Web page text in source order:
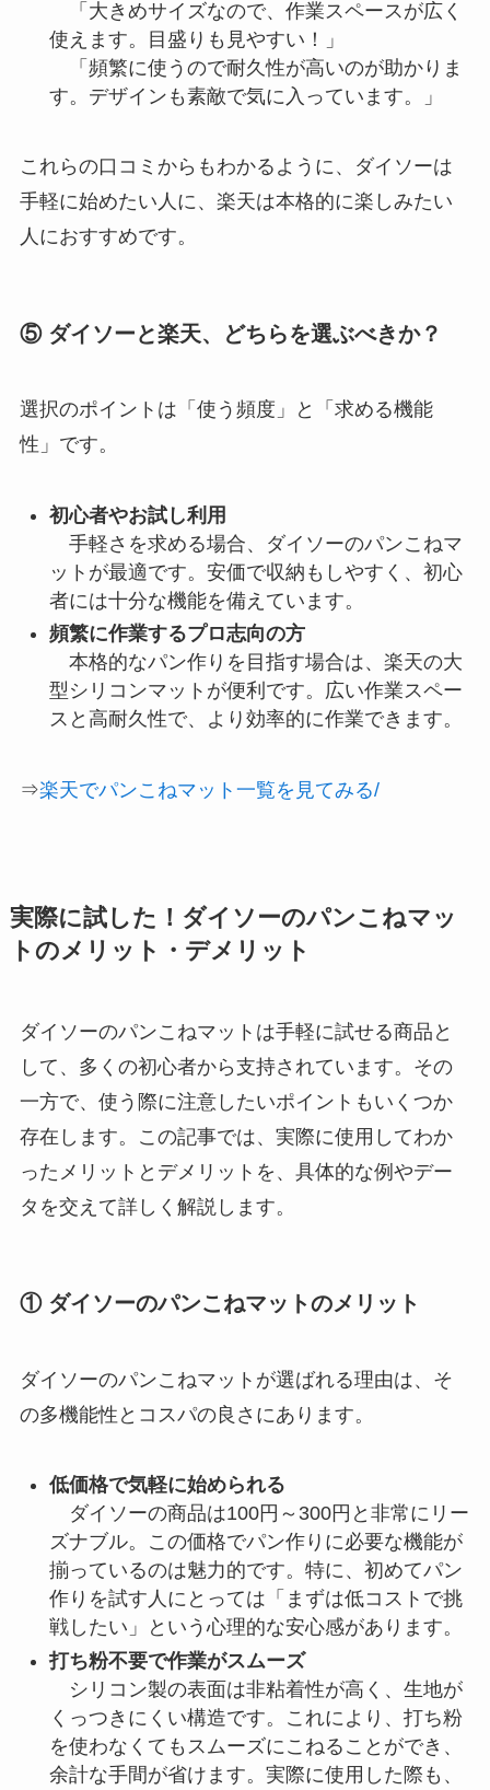
「大きめサイズなので、作業スペースが広く
使えます。目盛りも見やすい！」
「頻繁に使うので耐久性が高いのが助かりま
す。デザインも素敵で気に入っています。」
これらの口コミからもわかるように、ダイソーは
手軽に始めたい人に、楽天は本格的に楽しみたい
人におすすめです。
⑤ ダイソーと楽天、どちらを選ぶべきか？
選択のポイントは「使う頻度」と「求める機能
性」です。
初心者やお試し利用
手軽さを求める場合、ダイソーのパンこねマ
ットが最適です。安価で収納もしやすく、初心
者には十分な機能を備えています。
頻繁に作業するプロ志向の方
本格的なパン作りを目指す場合は、楽天の大
型シリコンマットが便利です。広い作業スペー
スと高耐久性で、より効率的に作業できます。
⇒楽天でパンこねマット一覧を見てみる/
実際に試した！ダイソーのパンこねマッ
トのメリット・デメリット
ダイソーのパンこねマットは手軽に試せる商品と
して、多くの初心者から支持されています。その
一方で、使う際に注意したいポイントもいくつか
存在します。この記事では、実際に使用してわか
ったメリットとデメリットを、具体的な例やデー
タを交えて詳しく解説します。
① ダイソーのパンこねマットのメリット
ダイソーのパンこねマットが選ばれる理由は、そ
の多機能性とコスパの良さにあります。
低価格で気軽に始められる
ダイソーの商品は100円～300円と非常にリー
ズナブル。この価格でパン作りに必要な機能が
揃っているのは魅力的です。特に、初めてパン
作りを試す人にとっては「まずは低コストで挑
戦したい」という心理的な安心感があります。
打ち粉不要で作業がスムーズ
シリコン製の表面は非粘着性が高く、生地が
くっつきにくい構造です。これにより、打ち粉
を使わなくてもスムーズにこねることができ、
余計な手間が省けます。実際に使用した際も、